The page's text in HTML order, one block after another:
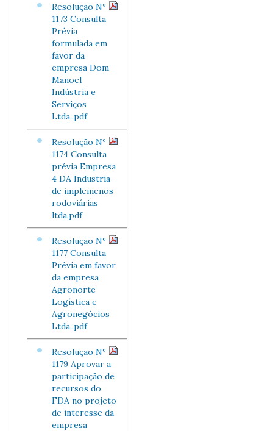
Resolução Nº
1173 Consulta
Prévia
formulada em
favor da
empresa Dom
Manoel
Indústria e
Serviços
Ltda..pdf
Resolução Nº
1174 Consulta
prévia Empresa
4 DA Industria
de implemenos
rodoviárias
ltda.pdf
Resolução Nº
1177 Consulta
Prévia em favor
da empresa
Agronorte
Logística e
Agronegócios
Ltda..pdf
Resolução Nº
1179 Aprovar a
participação de
recursos do
FDA no projeto
de interesse da
empresa